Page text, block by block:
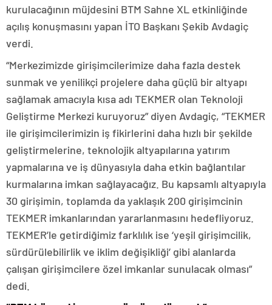
kurulacağının müjdesini BTM Sahne XL etkinliğinde
açılış konuşmasını yapan İTO Başkanı Şekib Avdagiç
verdi.
“Merkezimizde girişimcilerimize daha fazla destek
sunmak ve yenilikçi projelere daha güçlü bir altyapı
sağlamak amacıyla kısa adı TEKMER olan Teknoloji
Geliştirme Merkezi kuruyoruz” diyen Avdagiç, “TEKMER
ile girişimcilerimizin iş fikirlerini daha hızlı bir şekilde
geliştirmelerine, teknolojik altyapılarına yatırım
yapmalarına ve iş dünyasıyla daha etkin bağlantılar
kurmalarına imkan sağlayacağız. Bu kapsamlı altyapıyla
30 girişimin, toplamda da yaklaşık 200 girişimcinin
TEKMER imkanlarından yararlanmasını hedefliyoruz.
TEKMER’le getirdiğimiz farklılık ise ‘yeşil girişimcilik,
sürdürülebilirlik ve iklim değişikliği’ gibi alanlarda
çalışan girişimcilere özel imkanlar sunulacak olması”
dedi.